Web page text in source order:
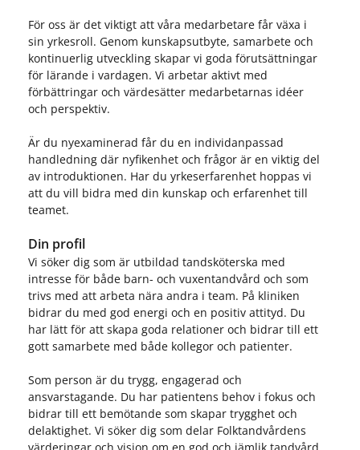
För oss är det viktigt att våra medarbetare får växa i
sin yrkesroll. Genom kunskapsutbyte, samarbete och
kontinuerlig utveckling skapar vi goda förutsättningar
för lärande i vardagen. Vi arbetar aktivt med
förbättringar och värdesätter medarbetarnas idéer
och perspektiv.
Är du nyexaminerad får du en individanpassad
handledning där nyfikenhet och frågor är en viktig del
av introduktionen. Har du yrkeserfarenhet hoppas vi
att du vill bidra med din kunskap och erfarenhet till
teamet.
Din profil
Vi söker dig som är utbildad tandsköterska med
intresse för både barn- och vuxentandvård och som
trivs med att arbeta nära andra i team. På kliniken
bidrar du med god energi och en positiv attityd. Du
har lätt för att skapa goda relationer och bidrar till ett
gott samarbete med både kollegor och patienter.
Som person är du trygg, engagerad och
ansvarstagande. Du har patientens behov i fokus och
bidrar till ett bemötande som skapar trygghet och
delaktighet. Vi söker dig som delar Folktandvårdens